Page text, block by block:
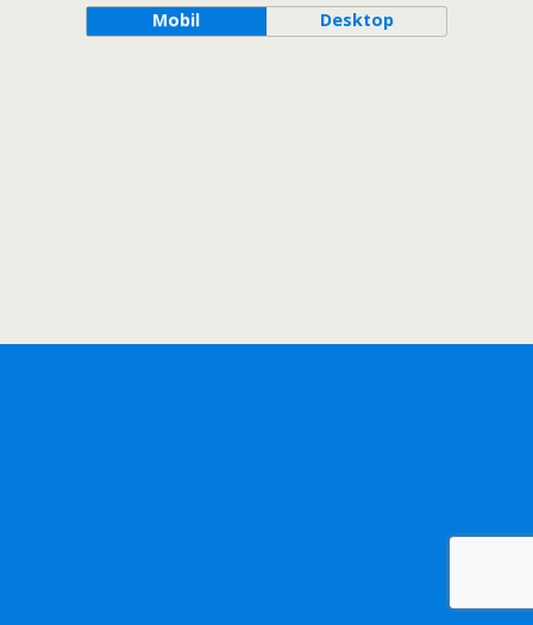
Mobil Desktop